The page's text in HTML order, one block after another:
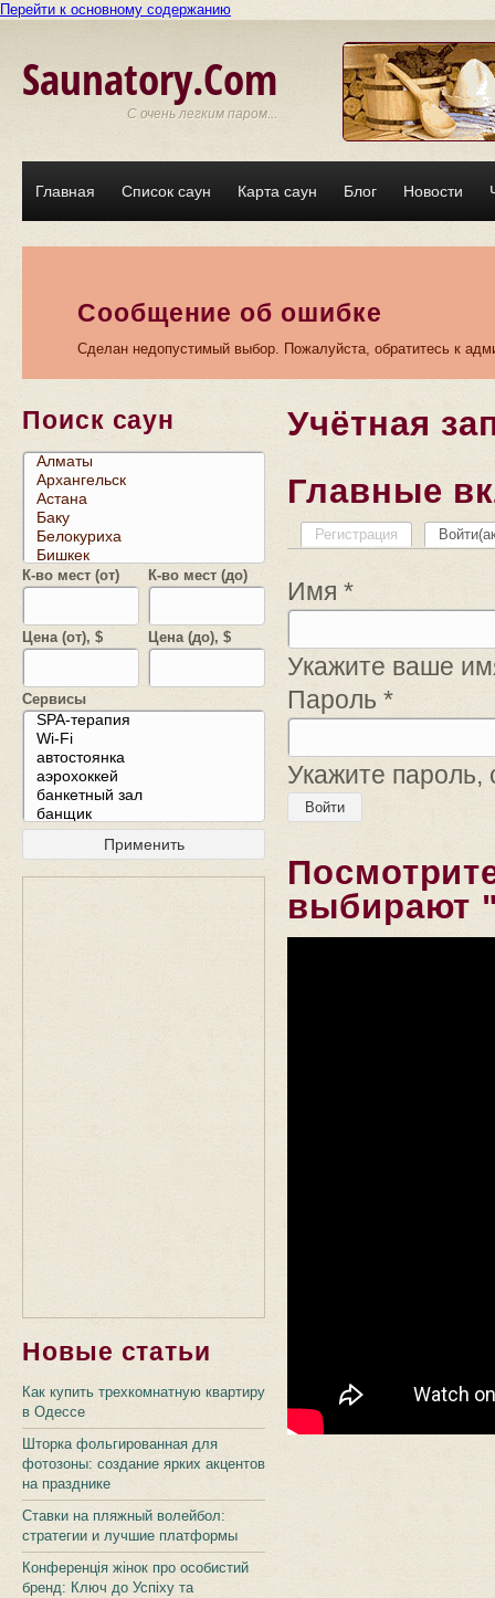
Перейти к основному содержанию
Saunatory.Com
С очень легким паром...
Главная Список саун Карта саун Блог Новости
Сообщение об ошибке
Сделан недопустимый выбор. Пожалуйста, обратитесь к
Поиск саун
К-во мест (от) К-во мест (до)
Цена (от), $ Цена (до), $
Сервисы
Новые статьи
Как купить трехкомнатную квартиру
в Одессе
Шторка фольгированная для
фотозоны: создание ярких акцентов
на празднике
Ставки на пляжный волейбол:
стратегии и лучшие платформы
Конференція жінок про особистий
бренд: Ключ до Успіху та
Учётная
Главные
Регистрация Войти
Имя *
Укажите ваше
Пароль *
Укажите
выбирают